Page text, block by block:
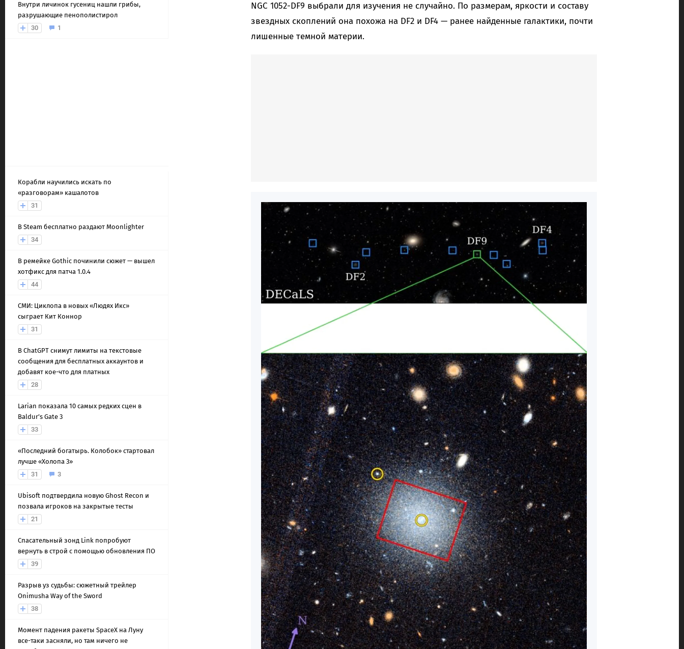
Внутри личинок гусениц нашли грибы,
разрушающие пенополистирол
30
1
Корабли научились искать по
«разговорам» кашалотов
31
В Steam бесплатно раздают Moonlighter
34
В ремейке Gothic починили сюжет — вышел
хотфикс для патча 1.0.4
44
СМИ: Циклопа в новых «Людях Икс»
сыграет Кит Коннор
31
В ChatGPT снимут лимиты на текстовые
сообщения для бесплатных аккаунтов и
добавят кое-что для платных
28
Larian показала 10 самых редких сцен в
Baldur’s Gate 3
33
«Последний богатырь. Колобок» стартовал
лучше «Холопа 3»
31
3
Ubisoft подтвердила новую Ghost Recon и
позвала игроков на закрытые тесты
21
Спасательный зонд Link попробуют
вернуть в строй с помощью обновления ПО
39
Разрыв уз судьбы: сюжетный трейлер
Onimusha Way of the Sword
38
Момент падения ракеты SpaceX на Луну
все-таки засняли, но там ничего не
NGC 1052-DF9 выбрали для изучения не случайно. По размерам, яркости и составу
звездных скоплений она похожа на DF2 и DF4 — ранее найденные галактики, почти
лишенные темной материи.